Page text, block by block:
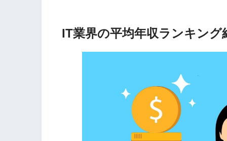
IT業界の平均年収ランキング